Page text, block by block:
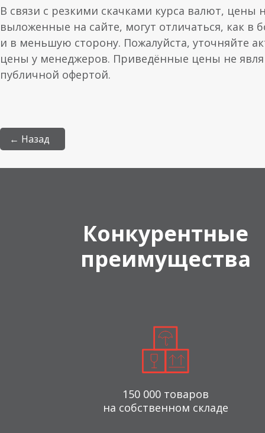
В связи с резкими скачками курса валют, цены
выложенные на сайте, могут отличаться, как в
и в меньшую сторону. Пожалуйста, уточняйте
цены у менеджеров. Приведённые цены не
публичной офертой.
← Назад
Конкурентные
преимущества
150 000 товаров
на собственном складе